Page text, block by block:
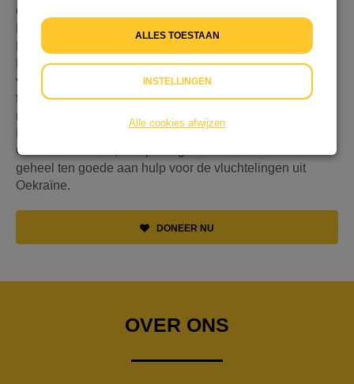
Oekraïne is aangevallen en vele levens zijn verwoest.
Dat grijpt ons allen zeer aan. Daarom organiseer ik,
Hannah Herrlitz (11 jaar), op zondag 10 april 2022 in De
Rank in Nieuwegein een benefiet fluitconcert voor de
vluchtelingen van de oorlog in Oekraïne. Samen met mijn
fluitdocente en fluitiste Berdien Stenberg deel ik graag
met het publiek dat wat ik het allerliefste doe: fluit spelen.
Hiermee wil ik me inzetten voor de vluchtelingen uit
Oekraïne. Immers, de opbrengst van het concert komt
geheel ten goede aan hulp voor de vluchtelingen uit
Oekraïne.
DONEER NU
OVER ONS
ALLES TOESTAAN
INSTELLINGEN
Alle cookies afwijzen